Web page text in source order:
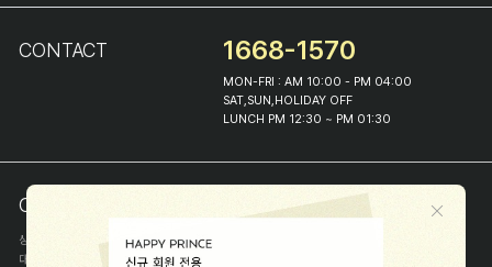
CONTACT 1668-1570
MON-FRI : AM 10:00 - PM 04:00
SAT,SUN,HOLIDAY OFF
LUNCH PM 12:30 ~ PM 01:30
COMPANY INFO
상호
(주)해피프린스
대표
이화진